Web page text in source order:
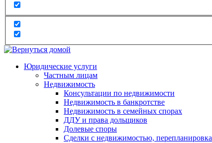
Юридические услуги
Частным лицам
Недвижимость
Консультации по недвижимости
Недвижимость в банкротстве
Недвижимость в семейных спорах
ДДУ и права дольщиков
Долевые споры
Сделки с недвижимостью, перепланировка